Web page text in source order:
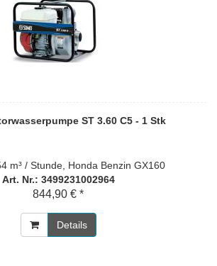
ST 3.60 C5 - 1 Stk
m³ / Stunde, Honda Benzin GX160
Art. Nr.: 3499231002964
844,90 € *
Details